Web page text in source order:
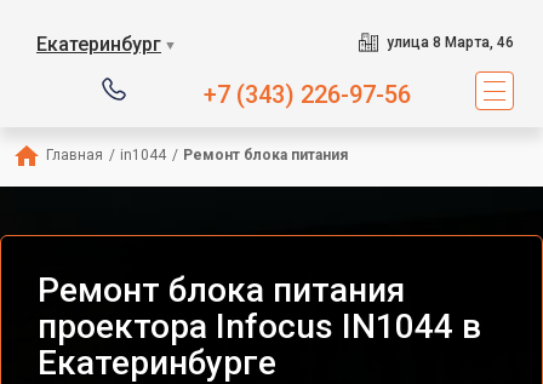
Екатеринбург ▼ улица 8 Марта, 46
+7 (343) 226-97-56
Главная / in1044 / Ремонт блока питания
Ремонт блока питания
проектора Infocus IN1044 в
Екатеринбурге